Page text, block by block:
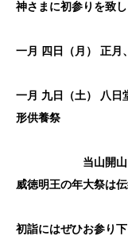
神さまに初参りを致し
一月 四日（ 月 ） 正月
一月 九日（土） 八日
形供養祭
当山開
威徳明王の年大祭は
初詣にはぜひお参り